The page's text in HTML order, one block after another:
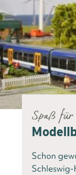
Spaß für
Schon